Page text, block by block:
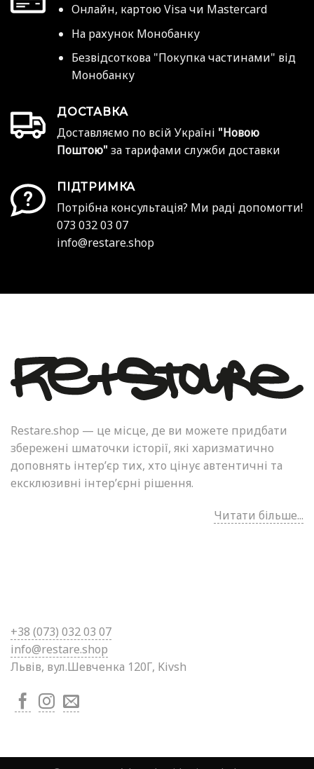
Онлайн, картою Visa чи Mastercard
На рахунок Монобанку
Безвідсоткова "Покупка частинами" від
Монобанку
ДОСТАВКА
Доставляємо по всій Україні "Новою
Поштою" за тарифами служби доставки
ПІДТРИМКА
Потрібна консультація? Ми раді допомогти!
073 032 03 07
info@restare.shop
Restare.shop — це місце, де ви можете придбати
збережені шматочки історії, які харизматично
доповнять інтер’єр тих, хто цінує автентичні та
ексклюзивні інтер’єрні рішення.
Читати більше...
+38 (073) 032 03 07
info@restare.shop
Львів, вул.Шевченка 120Г, Kivsh